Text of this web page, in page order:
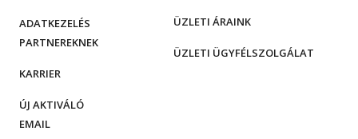
ÜZLETI ÁRAINK
ÜZLETI ÜGYFÉLSZOLGÁLAT
ADATKEZELÉS
PARTNEREKNEK
KARRIER
ÚJ AKTIVÁLÓ
EMAIL